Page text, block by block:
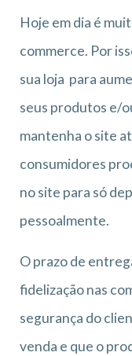
Hoje em dia é
commerce. Por
sua loja para
seus produtos e/
mantenha o site
consumidores
no site para só
pessoalmente.
O prazo de
fidelização nas
segurança do
venda e que o